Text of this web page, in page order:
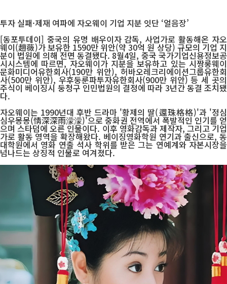
투자 실패·제재 여파에 자오웨이 기업 지분 잇단 ‘얼음장’
[동포투데이] 중국의 유명 배우이자 감독, 사업가로 활동해온 자오
웨이(趙薇)가 보유한 1590만 위안(약 30억 원 상당) 규모의 기업 지
분이 법원에 의해 전면 동결됐다. 8월4일, 중국 국가기업신용정보공
시시스템에 따르면, 자오웨이가 지분을 보유하고 있는 시짱룽웨이
문화미디어유한회사(190만 위안), 허바오레크리에이션그룹유한회
사(500만 위안), 우후둥룬파투자유한회사(900만 위안) 등 세 곳의
주식이 베이징시 둥청구 인민법원의 결정에 따라 3년간 동결 조치됐
다.
자오웨이는 1990년대 후반 드라마 '황제의 딸(還珠格格)'과 '정심
심우몽몽(情深深雨濛濛)'으로 중화권 전역에서 폭발적인 인기를 얻
으며 스타덤에 오른 인물이다. 이후 영화감독과 제작자, 그리고 기업
가로 활동 영역을 확장해왔다. 베이징영화학원 연기과 출신으로, 동
대학원에서 영화 연출 석사 학위를 받은 그는 연예계와 자본시장을
넘나드는 상징적 인물로 여겨졌다.